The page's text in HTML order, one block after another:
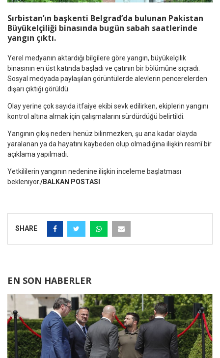
Sırbistan’ın başkenti Belgrad’da bulunan Pakistan
Büyükelçiliği binasında bugün sabah saatlerinde
yangın çıktı.
Yerel medyanın aktardığı bilgilere göre yangın, büyükelçilik
binasının en üst katında başladı ve çatının bir bölümüne sıçradı.
Sosyal medyada paylaşılan görüntülerde alevlerin pencerelerden
dışarı çıktığı görüldü.
Olay yerine çok sayıda itfaiye ekibi sevk edilirken, ekiplerin yangını
kontrol altına almak için çalışmalarını sürdürdüğü belirtildi.
Yangının çıkış nedeni henüz bilinmezken, şu ana kadar olayda
yaralanan ya da hayatını kaybeden olup olmadığına ilişkin resmî bir
açıklama yapılmadı.
Yetkililerin yangının nedenine ilişkin inceleme başlatması
bekleniyor./BALKAN POSTASI
SHARE
EN SON HABERLER